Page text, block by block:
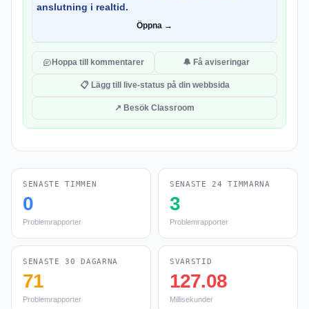
anslutning i realtid.
Öppna →
Hoppa till kommentarer 🔔 Få aviseringar
📋 Lägg till live-status på din webbsida
↗ Besök Classroom
SENASTE TIMMEN
0
Problemrapporter
SENASTE 24 TIMMARNA
3
Problemrapporter
SENASTE 30 DAGARNA
71
Problemrapporter
SVARSTID
127.08
Millisekunder